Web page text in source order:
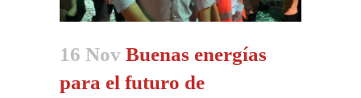
16 Nov Buenas energías
para el futuro de